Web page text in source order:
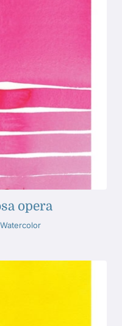
opera
Watercolor